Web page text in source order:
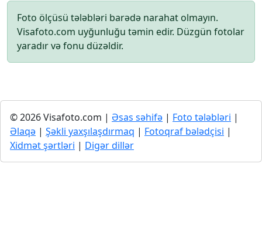
Foto ölçüsü tələbləri barədə narahat olmayın.
Visafoto.com uyğunluğu təmin edir. Düzgün fotolar
yaradır və fonu düzəldir.
© 2026 Visafoto.com | Əsas səhifə | Foto tələbləri |
Əlaqə | Şəkli yaxşılaşdırmaq | Fotoqraf bələdçisi |
Xidmət şərtləri | Digər dillər